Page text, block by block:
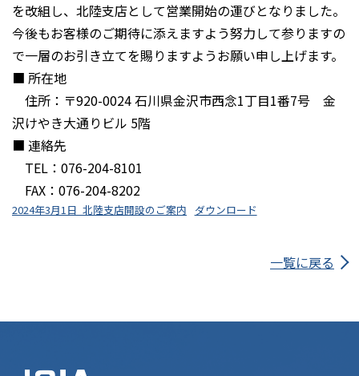
を改組し、北陸支店として営業開始の運びとなりました。
今後もお客様のご期待に添えますよう努力して参りますの
で一層のお引き立てを賜りますようお願い申し上げます。
■ 所在地
住所：〒920-0024 石川県金沢市西念1丁目1番7号 金
沢けやき大通りビル 5階
■ 連絡先
TEL：076-204-8101
FAX：076-204-8202
2024年3月1日_北陸支店開設のご案内 ダウンロード
一覧に戻る